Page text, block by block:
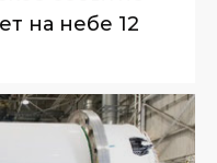
на небе 12